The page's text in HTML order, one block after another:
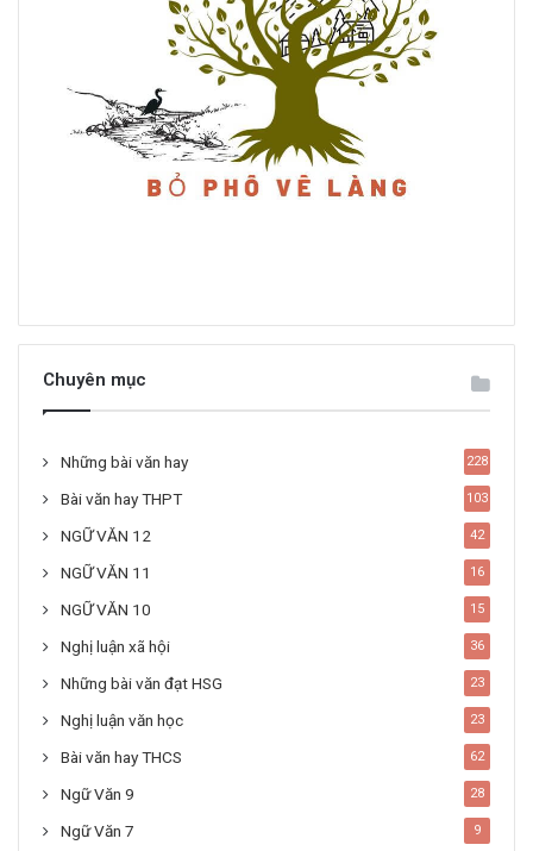
Chuyên mục
Những bài văn hay 228
Bài văn hay THPT 103
NGỮ VĂN 12 42
NGỮ VĂN 11 16
NGỮ VĂN 10 15
Nghị luận xã hội 36
Những bài văn đạt HSG 23
Nghị luận văn học 23
Bài văn hay THCS 62
Ngữ Văn 9 28
Ngữ Văn 7 9